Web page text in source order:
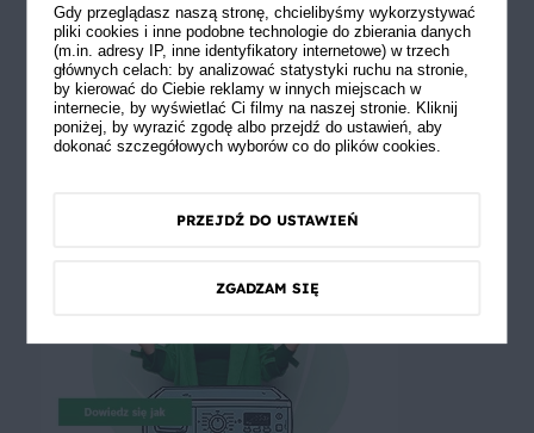
Gdy przeglądasz naszą stronę, chcielibyśmy wykorzystywać
pliki cookies i inne podobne technologie do zbierania danych
(m.in. adresy IP, inne identyfikatory internetowe) w trzech
głównych celach: by analizować statystyki ruchu na stronie,
by kierować do Ciebie reklamy w innych miejscach w
internecie, by wyświetlać Ci filmy na naszej stronie. Kliknij
poniżej, by wyrazić zgodę albo przejdź do ustawień, aby
dokonać szczegółowych wyborów co do plików cookies.
PRZEJDŹ DO USTAWIEŃ
ZGADZAM SIĘ